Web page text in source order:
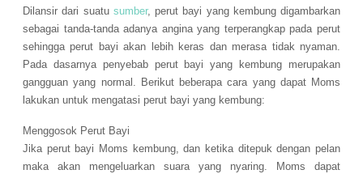
Dilansir dari suatu sumber, perut bayi yang kembung digambarkan
sebagai tanda-tanda adanya angina yang terperangkap pada perut
sehingga perut bayi akan lebih keras dan merasa tidak nyaman.
Pada dasarnya penyebab perut bayi yang kembung merupakan
gangguan yang normal. Berikut beberapa cara yang dapat Moms
lakukan untuk mengatasi perut bayi yang kembung:
Menggosok Perut Bayi
Jika perut bayi Moms kembung, dan ketika ditepuk dengan pelan
maka akan mengeluarkan suara yang nyaring. Moms dapat